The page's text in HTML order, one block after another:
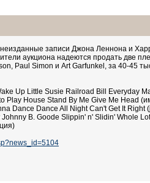
записи Джона Леннона и
аукциона надеются продать две
Paul Simon и Art Garfunkel, за 40-45
Up Little Susie Railroad Bill Everyday
Play House Stand By Me Give Me Head
Dance Dance All Night Can't Get It
B. Goode Slippin' n' Slidin' Whole